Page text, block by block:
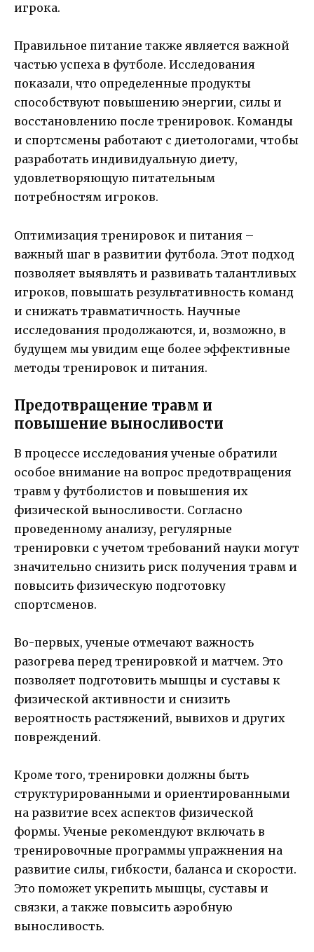
игрока.
Правильное питание также является важной
частью успеха в футболе. Исследования
показали, что определенные продукты
способствуют повышению энергии, силы и
восстановлению после тренировок. Команды
и спортсмены работают с диетологами, чтобы
разработать индивидуальную диету,
удовлетворяющую питательным
потребностям игроков.
Оптимизация тренировок и питания –
важный шаг в развитии футбола. Этот подход
позволяет выявлять и развивать талантливых
игроков, повышать результативность команд
и снижать травматичность. Научные
исследования продолжаются, и, возможно, в
будущем мы увидим еще более эффективные
методы тренировок и питания.
Предотвращение травм и
повышение выносливости
В процессе исследования ученые обратили
особое внимание на вопрос предотвращения
травм у футболистов и повышения их
физической выносливости. Согласно
проведенному анализу, регулярные
тренировки с учетом требований науки могут
значительно снизить риск получения травм и
повысить физическую подготовку
спортсменов.
Во-первых, ученые отмечают важность
разогрева перед тренировкой и матчем. Это
позволяет подготовить мышцы и суставы к
физической активности и снизить
вероятность растяжений, вывихов и других
повреждений.
Кроме того, тренировки должны быть
структурированными и ориентированными
на развитие всех аспектов физической
формы. Ученые рекомендуют включать в
тренировочные программы упражнения на
развитие силы, гибкости, баланса и скорости.
Это поможет укрепить мышцы, суставы и
связки, а также повысить аэробную
выносливость.